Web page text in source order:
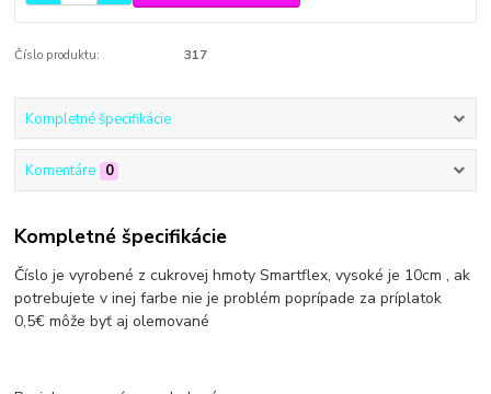
Číslo produktu: 317
Kompletné špecifikácie
Komentáre 0
Kompletné špecifikácie
Číslo je vyrobené z cukrovej hmoty Smartflex, vysoké je 10cm , ak
potrebujete v inej farbe nie je problém poprípade za príplatok
0,5€ môže byť aj olemované